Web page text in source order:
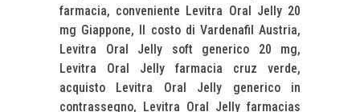
farmacia, conveniente Levitra Oral Jelly 20
mg Giappone, Il costo di Vardenafil Austria,
Levitra Oral Jelly soft generico 20 mg,
Levitra Oral Jelly farmacia cruz verde,
acquisto Levitra Oral Jelly generico in
contrassegno, Levitra Oral Jelly farmacias